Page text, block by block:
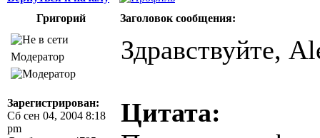
Григорий
Заголовок сообщения:
Модератор
Зарегистрирован:
Сб сен 04, 2004 8:18
pm
Здравствуйте,
Цитата: